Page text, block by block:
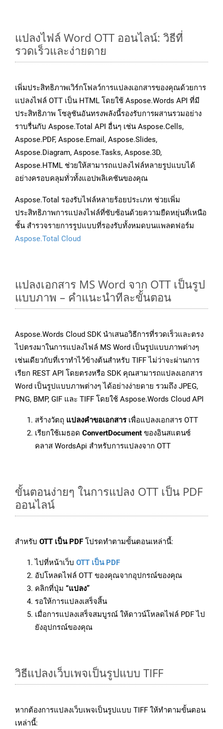
แปลงไฟล์ Word OTT ออนไลน์: วิธีที่
รวดเร็วและง่ายดาย
เพิ่มประสิทธิภาพเวิร์กโฟลว์การแปลงเอกสารของคุณด้วยการ
แปลงไฟล์ OTT เป็น HTML โดยใช้ Aspose.Words API ที่มี
ประสิทธิภาพ โซลูชันอันทรงพลังนี้รองรับการผสานรวมอย่าง
ราบรื่นกับ Aspose.Total API อื่นๆ เช่น Aspose.Cells,
Aspose.PDF, Aspose.Email, Aspose.Slides,
Aspose.Diagram, Aspose.Tasks, Aspose.3D,
Aspose.HTML ช่วยให้สามารถแปลงไฟล์หลายรูปแบบได้
อย่างครอบคลุมทั่วทั้งแอปพลิเคชันของคุณ
Aspose.Total รองรับไฟล์หลายร้อยประเภท ช่วยเพิ่ม
ประสิทธิภาพการแปลงไฟล์ที่ซับซ้อนด้วยความยืดหยุ่นที่เหนือ
ชั้น สำรวจรายการรูปแบบที่รองรับทั้งหมดบนแพลตฟอร์ม
Aspose.Total Cloud
แปลงเอกสาร MS Word จาก OTT เป็นรูป
แบบภาพ – คำแนะนำทีละขั้นตอน
Aspose.Words Cloud SDK นำเสนอวิธีการที่รวดเร็วและตรง
ไปตรงมาในการแปลงไฟล์ MS Word เป็นรูปแบบภาพต่างๆ
เช่นเดียวกับที่เราทำไว้ข้างต้นสำหรับ TIFF ไม่ว่าจะผ่านการ
เรียก REST API โดยตรงหรือ SDK คุณสามารถแปลงเอกสาร
Word เป็นรูปแบบภาพต่างๆ ได้อย่างง่ายดาย รวมถึง JPEG,
PNG, BMP, GIF และ TIFF โดยใช้ Aspose.Words Cloud API
สร้างวัตถุ แปลงคำขอเอกสารเพื่อแปลงเอกสาร OTT
เรียกใช้เมธอด ConvertDocument ของอินสแตนซ์
คลาส WordsApi สำหรับการแปลงจาก OTT
ขั้นตอนง่ายๆ ในการแปลง OTT เป็น PDF
ออนไลน์
สำหรับ OTT เป็น PDF โปรดทำตามขั้นตอนเหล่านี้:
ไปที่หน้าเว็บ OTT เป็น PDF
อัปโหลดไฟล์ OTT ของคุณจากอุปกรณ์ของคุณ
คลิกที่ปุ่ม “แปลง”
รอให้การแปลงเสร็จสิ้น
เมื่อการแปลงเสร็จสมบูรณ์ ให้ดาวน์โหลดไฟล์ PDF ไป
ยังอุปกรณ์ของคุณ
วิธีแปลงเว็บเพจเป็นรูปแบบ TIFF
หากต้องการแปลงเว็บเพจเป็นรูปแบบ TIFF ให้ทำตามขั้นตอน
เหล่านี้: